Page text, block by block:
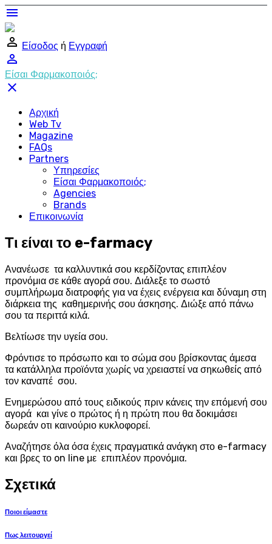
menu
perm_identity Είσοδος ή Εγγραφή
perm_identity
Είσαι Φαρμακοποιός;
close
Αρχική
Web Tv
Magazine
FAQs
Partners
Υπηρεσίες
Είσαι Φαρμακοποιός;
Agencies
Brands
Επικοινωνία
Τι είναι το e-farmacy
Ανανέωσε τα καλλυντικά σου κερδίζοντας επιπλέον
προνόμια σε κάθε αγορά σου. Διάλεξε το σωστό
συμπλήρωμα διατροφής για να έχεις ενέργεια και δύναμη στη
διάρκεια της καθημερινής σου άσκησης. Διώξε από πάνω
σου τα περιττά κιλά.
Βελτίωσε την υγεία σου.
Φρόντισε το πρόσωπο και το σώμα σου βρίσκοντας άμεσα
τα κατάλληλα προϊόντα χωρίς να χρειαστεί να σηκωθείς από
τον καναπέ σου.
Ενημερώσου από τους ειδικούς πριν κάνεις την επόμενή σου
αγορά και γίνε ο πρώτος ή η πρώτη που θα δοκιμάσει
δωρεάν οτι καινούριο κυκλοφορεί.
Αναζήτησε όλα όσα έχεις πραγματικά ανάγκη στο e-farmacy
και βρες το on line με επιπλέον προνόμια.
Σχετικά
Ποιοι είμαστε
Πως λειτουργεί